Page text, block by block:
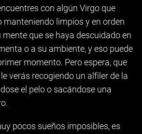
con algún Virgo que
manteniendo limpios y en orden
mente que se haya descuidado en
o a su ambiente, y eso puede
momento. Pero espera, que
verás recogiendo un alfiler de la
el pelo o sacándose una
pocos sueños imposibles, es